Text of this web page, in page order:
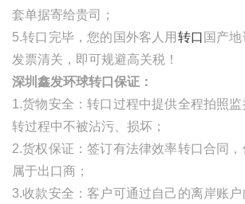
套单据寄给贵司；
5.转口完毕，您的国外客人用 转口 国产
发票清关，即可规避高关税！
深圳鑫发环球转口保证：
1.货物安全：转口过程中提供全程拍照
转过程中不被沾污、损坏；
2.货权保证：签订有法律效率转口合同，
属于出口商；
3.收款安全：客户可通过自己的离岸账